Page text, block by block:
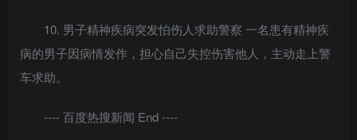
10. 男子精神疾病突发怕伤人求助警察 一名患有精神疾
病的男子因病情发作，担心自己失控伤害他人，主动走上警
车求助。
---- 百度热搜新闻 End ----